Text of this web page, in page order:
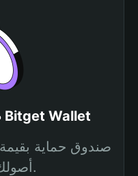
صندوق حماية محفظة Bitget Wallet
أصولك ومعاملاتك.